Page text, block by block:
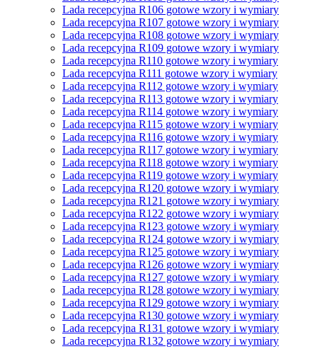
Lada recepcyjna R106 gotowe wzory i wymiary
Lada recepcyjna R107 gotowe wzory i wymiary
Lada recepcyjna R108 gotowe wzory i wymiary
Lada recepcyjna R109 gotowe wzory i wymiary
Lada recepcyjna R110 gotowe wzory i wymiary
Lada recepcyjna R111 gotowe wzory i wymiary
Lada recepcyjna R112 gotowe wzory i wymiary
Lada recepcyjna R113 gotowe wzory i wymiary
Lada recepcyjna R114 gotowe wzory i wymiary
Lada recepcyjna R115 gotowe wzory i wymiary
Lada recepcyjna R116 gotowe wzory i wymiary
Lada recepcyjna R117 gotowe wzory i wymiary
Lada recepcyjna R118 gotowe wzory i wymiary
Lada recepcyjna R119 gotowe wzory i wymiary
Lada recepcyjna R120 gotowe wzory i wymiary
Lada recepcyjna R121 gotowe wzory i wymiary
Lada recepcyjna R122 gotowe wzory i wymiary
Lada recepcyjna R123 gotowe wzory i wymiary
Lada recepcyjna R124 gotowe wzory i wymiary
Lada recepcyjna R125 gotowe wzory i wymiary
Lada recepcyjna R126 gotowe wzory i wymiary
Lada recepcyjna R127 gotowe wzory i wymiary
Lada recepcyjna R128 gotowe wzory i wymiary
Lada recepcyjna R129 gotowe wzory i wymiary
Lada recepcyjna R130 gotowe wzory i wymiary
Lada recepcyjna R131 gotowe wzory i wymiary
Lada recepcyjna R132 gotowe wzory i wymiary